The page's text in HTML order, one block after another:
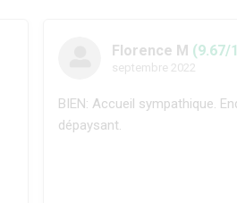
Florence M (9.67/
septembre 2022
BIEN: Accueil sympathique.
dépaysant.